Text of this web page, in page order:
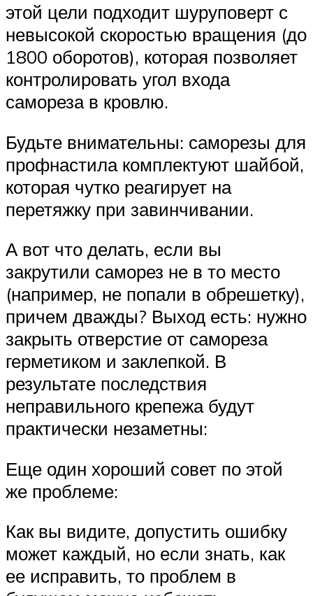
этой цели подходит шуруповерт с
невысокой скоростью вращения (до
1800 оборотов), которая позволяет
контролировать угол входа
самореза в кровлю.
Будьте внимательны: саморезы для
профнастила комплектуют шайбой,
которая чутко реагирует на
перетяжку при завинчивании.
А вот что делать, если вы
закрутили саморез не в то место
(например, не попали в обрешетку),
причем дважды? Выход есть: нужно
закрыть отверстие от самореза
герметиком и заклепкой. В
результате последствия
неправильного крепежа будут
практически незаметны:
Еще один хороший совет по этой
же проблеме:
Как вы видите, допустить ошибку
может каждый, но если знать, как
ее исправить, то проблем в